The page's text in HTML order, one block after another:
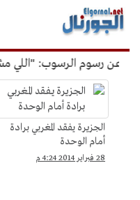
القائمة
الرئيسية
عن رسوم الرسوب: "اللي
الرياضة
الجزيرة يفقد المغربي برادة
أمام الوحدة
28 فبراير 2014 4:24 م